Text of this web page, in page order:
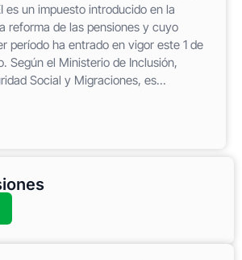
es un impuesto introducido en la
reforma de las pensiones y cuyo
período ha entrado en vigor este 1 de
Según el Ministerio de Inclusión,
Social y Migraciones, es...